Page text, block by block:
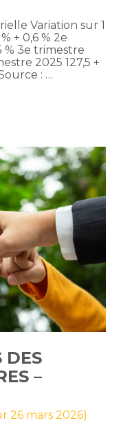
Variation sur 1
+ 0,6 % 2e
% 3e trimestre
2025 127,5 +
: …
DES
–
26 mars 2026)